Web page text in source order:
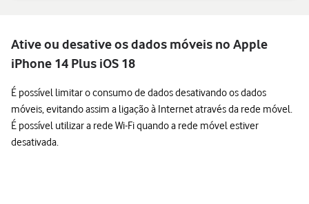
Ative ou desative os dados móveis no Apple
iPhone 14 Plus iOS 18
É possível limitar o consumo de dados desativando os dados
móveis, evitando assim a ligação à Internet através da rede móvel.
É possível utilizar a rede Wi-Fi quando a rede móvel estiver
desativada.